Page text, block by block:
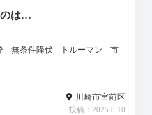
のは…
無条件降伏 トルーマン
市
川崎市宮前区
投稿：2025.8.10